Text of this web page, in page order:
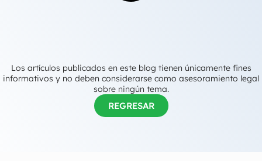
Los artículos publicados en este blog tienen únicamente fines
informativos y no deben considerarse como asesoramiento legal
sobre ningún tema.
REGRESAR